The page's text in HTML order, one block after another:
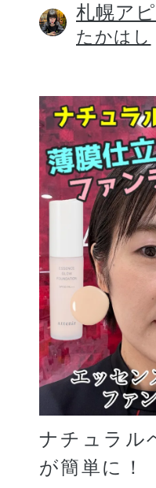
ご利用ガ
よくある
札幌ア
たかはし
ナチュラル
が簡単に！